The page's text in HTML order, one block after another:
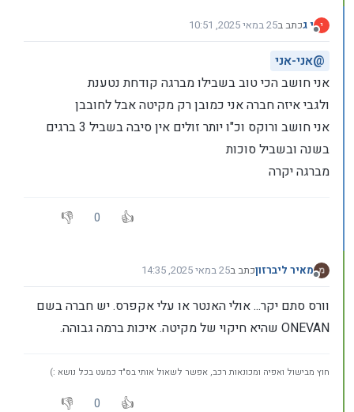
י
מנותק
י גכתב ב25 במאי 2025, 10:51
נערך לאחרונה על ידי
@אני-אני
אני חושב הכי טוב בשבילו מברגה קודחת נטענת
ולגבי איזה חברה אני כמובן רק מקיטה אבל לחובבן
אני חושב ורוקס וכ"ו יותר זולים אין סיבה בשביל 3 ברגים
בשנה ובשביל סוכות
מברגה יקרה
0
מנותק
מאיר ליברזוןכתב ב25 במאי 2025, 14:35
נערך לאחרונה על ידי
וורס סתם יקר... אולי האנטר או עלי אקפרס. יש חברה בשם
ONEVAN שהיא חיקוי של מקיטה. איכות ברמה גבוהה.
חוץ מבישול ואפיה ומכונאות רכב, אפשר לשאול אותי בס"ד כמעט בכל נושא :)
0